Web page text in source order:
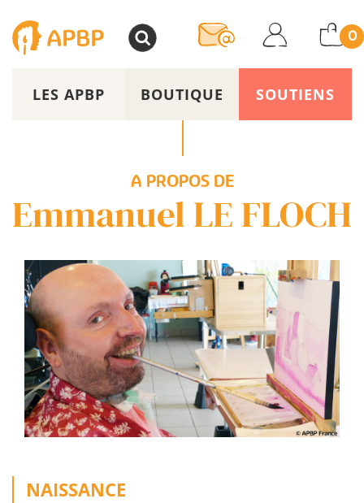
0
LES APBP BOUTIQUE SOUTIENS
A PROPOS DE
Emmanuel LE FLOCH
NAISSANCE